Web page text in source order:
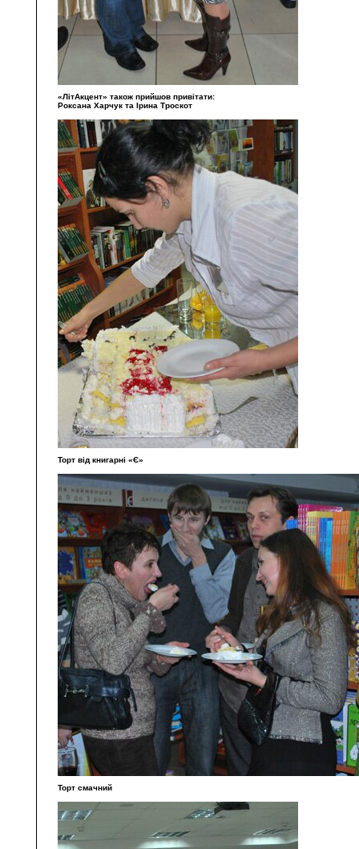
«ЛітАкцент» також прийшов привітати:
Роксана Харчук та Ірина Троскот
Торт від книгарні «Є»
Торт смачний